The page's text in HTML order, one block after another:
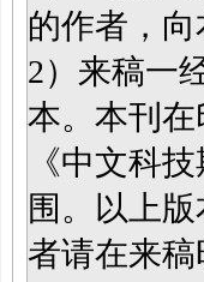
的作者，
2）来稿一
本。本刊
《中文科
围。以上
者请在来